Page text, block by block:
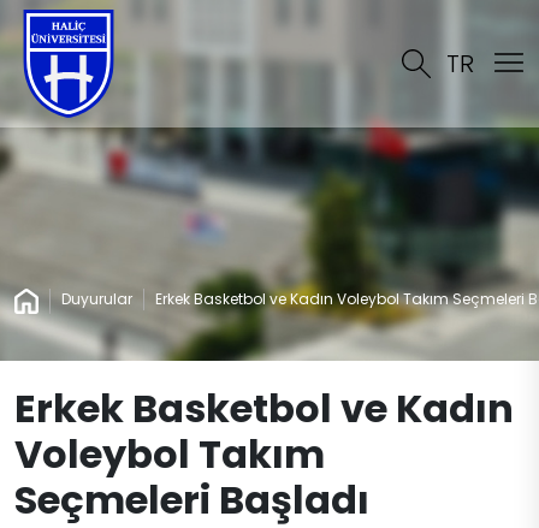
TR
Duyurular Erkek Basketbol ve Kadın Voleybol Takım Seçmeleri
Erkek Basketbol ve Kadın
Voleybol Takım
Seçmeleri Başladı